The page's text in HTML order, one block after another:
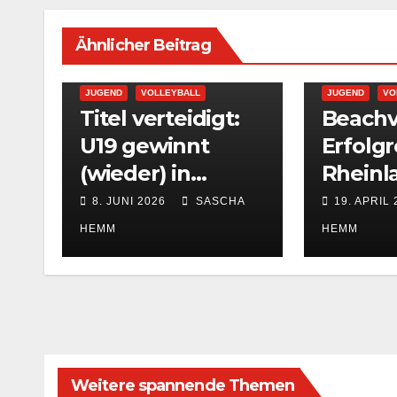
Ähnlicher Beitrag
JUGEND VOLLEYBALL
Titel verteidigt:
U19 gewinnt
(wieder) in
Luxemburg
8. JUNI 2026 SASCHA
HEMM
JUGEND
SVG-
19. APRIL
HEMM
Weitere spannende Themen